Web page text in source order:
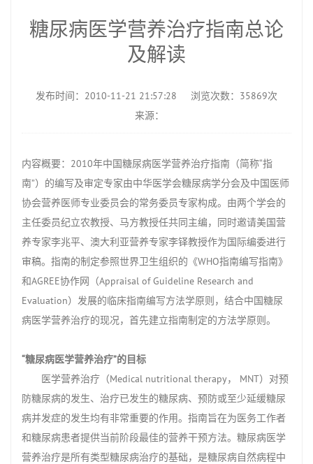
糖尿病医学营养治疗指南总论
及解读
发布时间：2010-11-21 21:57:28
浏览次数：35869次
来源：
内容概要：2010年中国糖尿病医学营养治疗指南（简称“指
南”）的编写及审定专家由中华医学会糖尿病学分会及中国医师
协会营养医师专业委员会的常务委员专家构成。由两个学会的
主任委员纪立农教授、马方教授任共同主编，同时邀请美国营
养专家李兆平、澳大利亚营养专家李铎教授作为国际编委进行
审稿。指南的制定参照世界卫生组织的《WHO指南编写指南》
和AGREE协作网（Appraisal of Guideline Research and
Evaluation）发展的临床指南编写方法学原则，结合中国糖尿
病医学营养治疗的现况，首先建立指南制定的方法学原则。
“糖尿病医学营养治疗”的目标
医学营养治疗（Medical nutritional therapy， MNT）对预
防糖尿病的发生、治疗已发生的糖尿病、预防或至少延缓糖尿
病并发症的发生均有非常重要的作用。指南旨在为医务工作者
和糖尿病患者提供当前阶段最佳的营养干预方法。糖尿病医学
营养治疗是所有类型糖尿病治疗的基础，是糖尿病自然病程中